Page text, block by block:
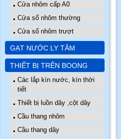
Cửa nhôm cấp A0
Cửa sổ nhôm thường
Cửa sổ nhôm trượt
GẠT NƯỚC LY TÂM
THIẾT BỊ TRÊN BOONG
Các lắp kín nước, kín thời
tiết
Thiết bị luồn dây ,cột dây
Cầu thang nhôm
Cầu thang dây